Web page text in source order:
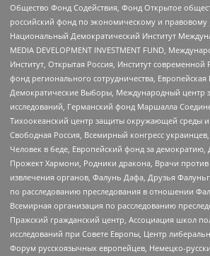
Общество Фонд Содействия, Фонд Открытое
российский фонд по экономическому и правовому
Национальный Демократический Институт
MEDIA DEVELOPMENT INVESTMENT FUND,
Институт, Открытая Россия, Институт
фонд регионального сотрудничества,
Демократические Выборы, Международный центр
исследований, Германский фонд Маршалла
Тихоокеанский центр защиты окружающей среды
Свободная Россия, Всемирный конгресс украинцев,
Человек в беде, Европейский фонд за
Прожект Хармони, Родники дракона, Врачи против
извлечения органов, Фалунь Дафа, Друзья
по расследованию преследования в отношении
Всемирная организация по расследованию
Пражский гражданский центр, Ассоциация школ
исследований при Совете Европы, Центр
Форум русскоязычных европейцев, Немецко-